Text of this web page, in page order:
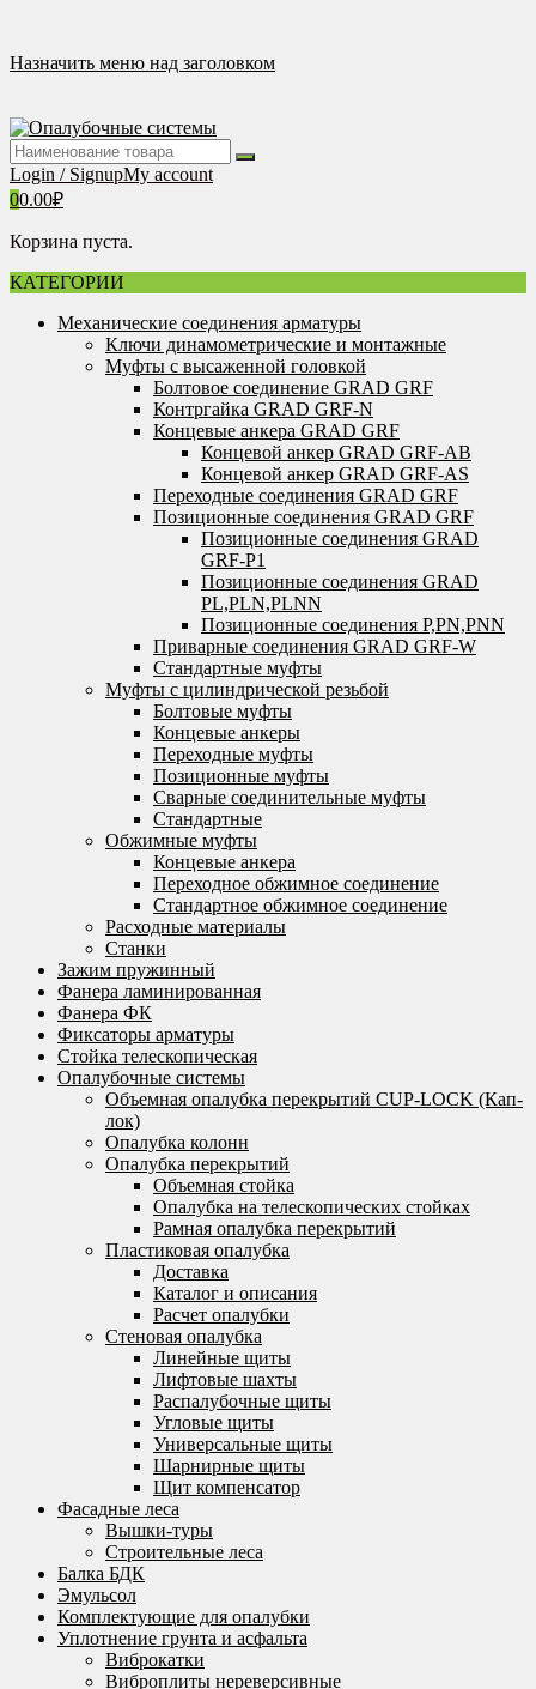
содержимому
Назначить меню над заголовком
Login / SignupMy account
00.00₽
Корзина пуста.
КАТЕГОРИИ
Механические соединения арматуры
Ключи динамометрические и монтажные
Муфты с высаженной головкой
Болтовое соединение GRAD GRF
Контргайка GRAD GRF-N
Концевые анкера GRAD GRF
Концевой анкер GRAD GRF-AB
Концевой анкер GRAD GRF-AS
Переходные соединения GRAD GRF
Позиционные соединения GRAD GRF
Позиционные соединения GRAD
GRF-P1
Позиционные соединения GRAD
PL,PLN,PLNN
Позиционные соединения P,PN,PNN
Приварные соединения GRAD GRF-W
Стандартные муфты
Муфты с цилиндрической резьбой
Болтовые муфты
Концевые анкеры
Переходные муфты
Позиционные муфты
Сварные соединительные муфты
Стандартные
Обжимные муфты
Концевые анкера
Переходное обжимное соединение
Стандартное обжимное соединение
Расходные материалы
Станки
Зажим пружинный
Фанера ламинированная
Фанера ФК
Фиксаторы арматуры
Стойка телескопическая
Опалубочные системы
Объемная опалубка перекрытий CUP-LOCK (Кап-
лок)
Опалубка колонн
Опалубка перекрытий
Объемная стойка
Опалубка на телескопических стойках
Рамная опалубка перекрытий
Пластиковая опалубка
Доставка
Каталог и описания
Расчет опалубки
Стеновая опалубка
Линейные щиты
Лифтовые шахты
Распалубочные щиты
Угловые щиты
Универсальные щиты
Шарнирные щиты
Щит компенсатор
Фасадные леса
Вышки-туры
Строительные леса
Балка БДК
Эмульсол
Комплектующие для опалубки
Уплотнение грунта и асфальта
Виброкатки
Виброплиты нереверсивные